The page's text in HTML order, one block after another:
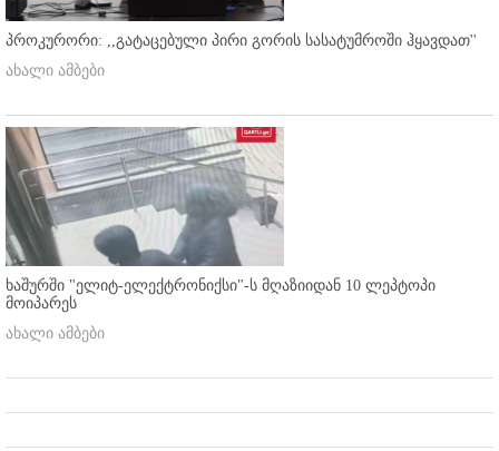
პროკურორი: ,,გატაცებული პირი გორის სასატუმროში ჰყავდათ''
ახალი ამბები
ხაშურში "ელიტ-ელექტრონიქსი"-ს მღაზიიდან 10 ლეპტოპი
მოიპარეს
ახალი ამბები